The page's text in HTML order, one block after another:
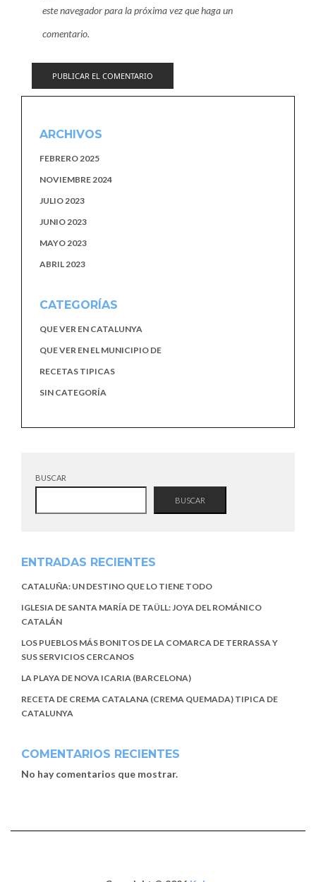
este navegador para la próxima vez que haga un
comentario.
ARCHIVOS
FEBRERO 2025
NOVIEMBRE 2024
JULIO 2023
JUNIO 2023
MAYO 2023
ABRIL 2023
CATEGORÍAS
QUE VER EN CATALUNYA
QUE VER EN EL MUNICIPIO DE
RECETAS TIPICAS
SIN CATEGORÍA
BUSCAR
BUSCAR
ENTRADAS RECIENTES
CATALUÑA: UN DESTINO QUE LO TIENE TODO
IGLESIA DE SANTA MARÍA DE TAÜLL: JOYA DEL ROMÁNICO
CATALÁN
LOS PUEBLOS MÁS BONITOS DE LA COMARCA DE TERRASSA Y
SUS SERVICIOS CERCANOS
LA PLAYA DE NOVA ICARIA (BARCELONA)
RECETA DE CREMA CATALANA (CREMA QUEMADA) TIPICA DE
CATALUNYA
COMENTARIOS RECIENTES
No hay comentarios que mostrar.